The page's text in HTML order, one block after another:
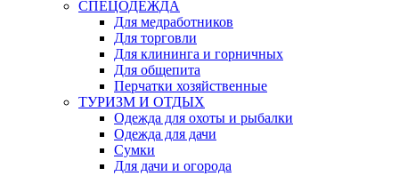
СПЕЦОДЕЖДА
Для медработников
Для торговли
Для клининга и горничных
Для общепита
Перчатки хозяйственные
ТУРИЗМ И ОТДЫХ
Одежда для охоты и рыбалки
Одежда для дачи
Сумки
Для дачи и огорода